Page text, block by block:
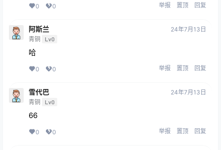
0 0 举报 置顶 回复
阿斯兰
青铜 Lv0
24年7月13日
哈
0 0 举报 置顶 回复
雪代巴
青铜 Lv0
24年7月13日
66
0 0 举报 置顶 回复